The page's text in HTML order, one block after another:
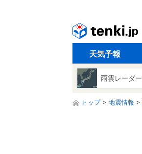
天気予報
雨雲レーダー
トップ 地震情報